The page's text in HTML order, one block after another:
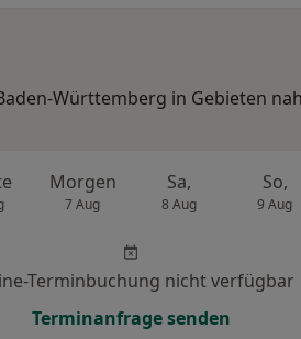
Württemberg in Gebieten
Morgen
7 Aug
Sa,
8 Aug
So,
9 Aug
Terminbuchung nicht verfügbar
Terminanfrage senden